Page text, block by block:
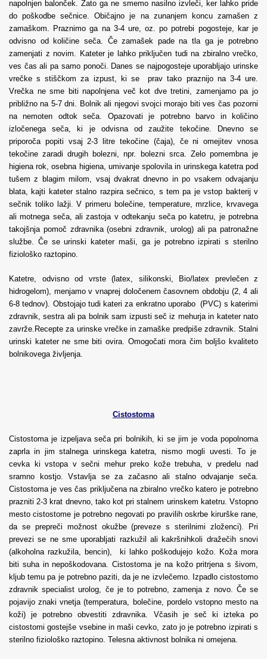
napolnjen balonček. Zato ga ne smemo nasilno izvleči, ker lahko pride
do poškodbe sečnice. Običajno je na zunanjem koncu zamašen z
zamaškom. Praznimo ga na 3-4 ure, oz. po potrebi pogosteje, kar je
odvisno od količine seča. Če zamašek pade na tla ga je potrebno
zamenjati z novim. Kateter je lahko priključen tudi na zbiralno vrečko,
ves čas ali pa samo ponoči. Danes se najpogosteje uporabljajo urinske
vrečke s stiščkom za izpust, ki se prav tako praznijo na 3-4 ure.
Vrečka ne sme biti napolnjena več kot dve tretini, zamenjamo pa jo
približno na 5-7 dni. Bolnik ali njegovi svojci morajo biti ves čas pozorni
na nemoten odtok seča. Opazovati je potrebno barvo in količino
izločenega seča, ki je odvisna od zaužite tekočine. Dnevno se
priporoča popiti vsaj 2-3 litre tekočine (čaja), če ni omejitev vnosa
tekočine zaradi drugih bolezni, npr. bolezni srca. Zelo pomembna je
higiena rok, osebna higiena, umivanje spolovila in urinskega katetra pod
tušem z blagim milom, vsaj dvakrat dnevno in po vsakem odvajanju
blata, kajti kateter stalno razpira sečnico, s tem pa je vstop bakterij v
sečnik toliko lažji. V primeru bolečine, temperature, mrzlice, krvavega
ali motnega seča, ali zastoja v odtekanju seča po katetru, je potrebna
takojšnja pomoč zdravnika (osebni zdravnik, urolog) ali pa patronažne
službe. Če se urinski kateter maši, ga je potrebno izpirati s sterilno
fiziološko raztopino.
Katetre, odvisno od vrste (latex, silikonski, Bio/latex prevlečen z
hidrogelom), menjamo v vnaprej določenem časovnem obdobju (2, 4 ali
6-8 tednov). Obstojajo tudi kateri za enkratno uporabo (PVC) s katerimi
zdravnik, sestra ali pa bolnik sam izpusti seč iz mehurja in kateter nato
zavrže. Recepte za urinske vrečke in zamaške predpiše zdravnik. Stalni
urinski kateter ne sme biti ovira. Omogočati mora čim boljšo kvaliteto
bolnikovega življenja.
Cistostoma
Cistostoma je izpeljava seča pri bolnikih, ki se jim je voda popolnoma
zaprla in jim stalnega urinskega katetra, nismo mogli uvesti. To je
cevka ki vstopa v sečni mehur preko kože trebuha, v predelu nad
sramno kostjo. Vstavlja se za začasno ali stalno odvajanje seča.
Cistostoma je ves čas priključena na zbiralno vrečko katero je potrebno
prazniti 2-3 krat dnevno, tako kot pri stalnem urinskem katetru. Vstopno
mesto cistostome je potrebno negovati po pravilih oskrbe kirurške rane,
da se prepreči možnost okužbe (preveze s sterilnimi zloženci). Pri
prevezi se ne sme uporabljati razkužil ali kakršnihkoli dražečih snovi
(alkoholna razkužila, bencin), ki lahko poškodujejo kožo. Koža mora
biti suha in nepoškodovana. Cistostoma je na kožo pritrjena s šivom,
kljub temu pa je potrebno paziti, da je ne izvlečemo. Izpadlo cistostomo
zdravnik specialist urolog, če je to potrebno, zamenja z novo. Če se
pojavijo znaki vnetja (temperatura, bolečine, pordelo vstopno mesto na
koži) je potrebno obvestiti zdravnika. Včasih je seč ki izteka po
cistostomi gostejše vsebine in maši cevko, zato jo je potrebno izpirati s
sterilno fiziološko raztopino. Telesna aktivnost bolnika ni omejena.